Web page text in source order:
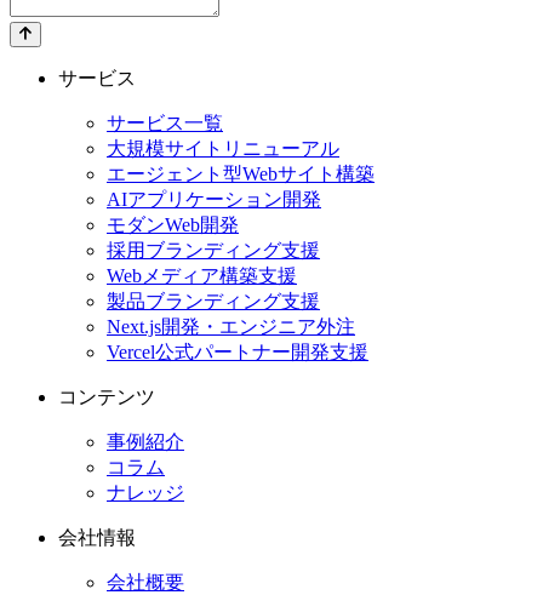
サービス
サービス一覧
大規模サイトリニューアル
エージェント型Webサイト構築
AIアプリケーション開発
モダンWeb開発
採用ブランディング支援
Webメディア構築支援
製品ブランディング支援
Next.js開発・エンジニア外注
Vercel公式パートナー開発支援
コンテンツ
事例紹介
コラム
ナレッジ
会社情報
会社概要